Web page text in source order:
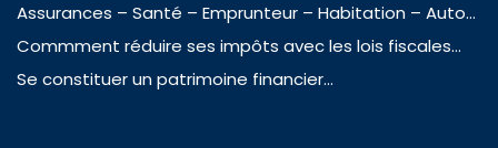
Assurances – Santé – Emprunteur – Habitation – Auto…
Commment réduire ses impôts avec les lois fiscales…
Se constituer un patrimoine financier…